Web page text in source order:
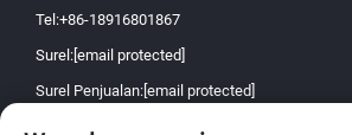
Tel:+86-18916801867
Surel: [email protected]
Surel Penjualan: [email protected]